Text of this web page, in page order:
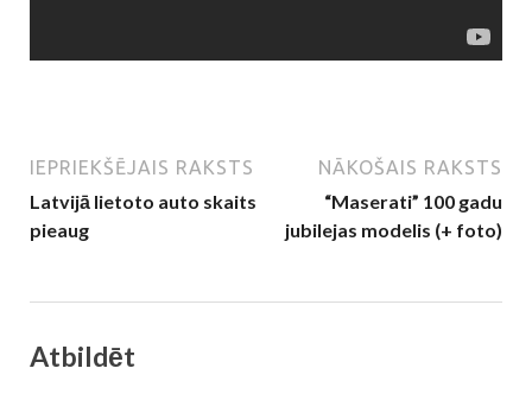
IEPRIEKŠĒJAIS RAKSTS
Latvijā lietoto auto skaits
pieaug
NĀKOŠAIS RAKSTS
“Maserati” 100 gadu
jubilejas modelis (+ foto)
Atbildēt